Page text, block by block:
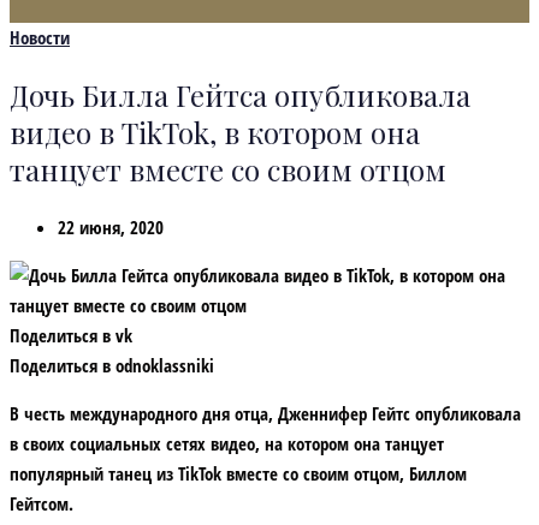
Новости
Дочь Билла Гейтса опубликовала
видео в TikTok, в котором она
танцует вместе со своим отцом
22 июня, 2020
Поделиться в vk
Поделиться в odnoklassniki
В честь международного дня отца, Дженнифер Гейтс опубликовала
в своих социальных сетях видео, на котором она танцует
популярный танец из TikTok вместе со своим отцом, Биллом
Гейтсом.